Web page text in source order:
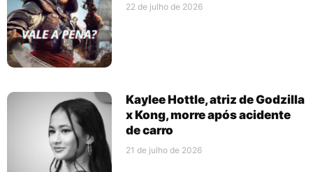
22 de julho de 2026
Kaylee Hottle, atriz de Godzilla
x Kong, morre após acidente
de carro
21 de julho de 2026